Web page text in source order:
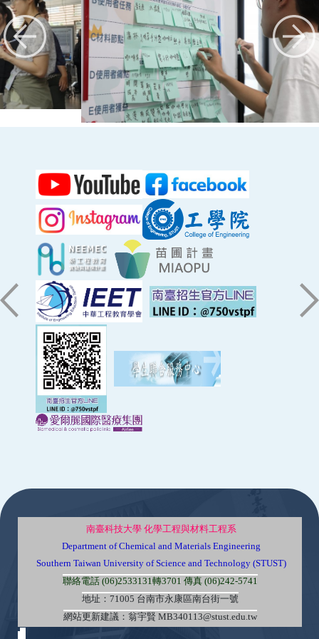
南臺科技大學 化學工程與材料工程系
Department of Chemical and Materials Engineering
Southern Taiwan University of Science and Technology (STUST)
聯絡電話 (06)2533131轉3701 傳真 (06)242-5741
地址：71005 台南市永康區南台街一號
網站更新建議：翁宇賢 MB340113@stust.edu.tw